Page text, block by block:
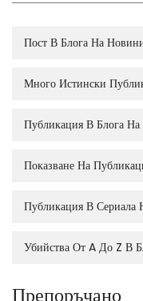
Пост В Блога На
Много Истински
Публикация В Блога
Показване На
Публикация В Сериала
Убийства От A До Z В
Препоръчано